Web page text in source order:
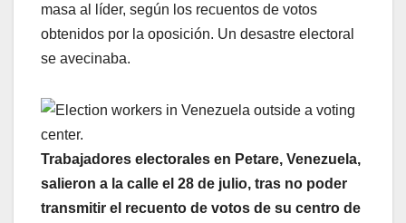
masa al líder, según los recuentos de votos
obtenidos por la oposición. Un desastre electoral
se avecinaba.
Trabajadores electorales en Petare, Venezuela,
salieron a la calle el 28 de julio, tras no poder
transmitir el recuento de votos de su centro de